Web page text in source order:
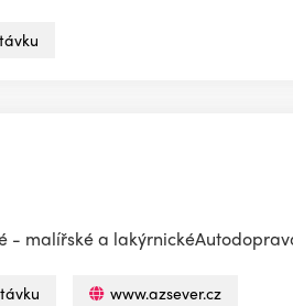
- malířské a
www.azsever.cz